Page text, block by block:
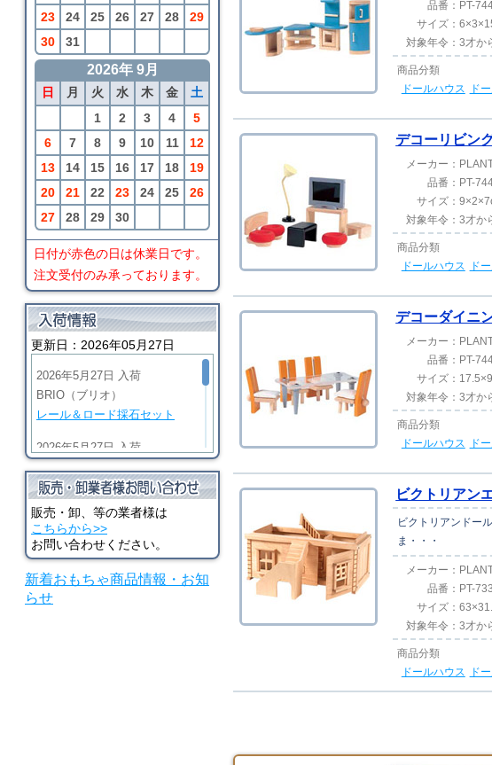
23
24 25 26 27 28
29
30
31
2026年 9月
日 月 火 水 木 金
土
1
2 3 4
5
6
7 8 9 10 11
12
13
14 15 16 17 18
19
20
21 22 23 24 25
26
27
28 29 30
日付が赤色の日は休業日です。
注文受付のみ承っております。
更新日：2026年05月27日
2026年5月27日 入荷
BRIO（ブリオ）
レール＆ロード採石セット
2026年5月27日 入荷
ビッググリーンアクション機
関車
2026年5月27日 入荷
BRIO（ブリオ）
マイティゴールドアクション
機関車
販売・卸、等の業者様は
こちらから>>
お問い合わせください。
新着おもちゃ商品情報・お知
らせ
品番： PT-
サイズ：
対象年令：3才か
商品分類
ドールハウス
ド
デコーリビン
メーカー：
品番： PT-
サイズ：
対象年令：3才か
商品分類
ドールハウス
ド
デコーダイニ
メーカー：
品番： PT-
サイズ：
対象年令：3才か
商品分類
ドールハウス
ド
ビクトリアン
ビクトリアンドー
ま・・・
メーカー：
品番： PT-
サイズ：
対象年令：3才か
商品分類
ドールハウス
ド